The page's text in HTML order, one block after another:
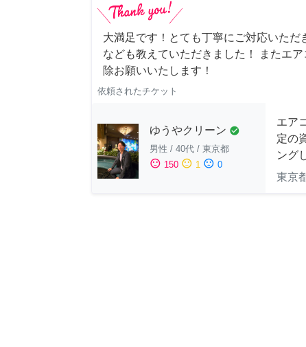
大満足です！とても丁寧にご対応いただ
なども教えていただきました！ またエ
除お願いいたします！
依頼されたチケット
ゆうやクリーン check_circle
男性 / 40代 / 東京都
sentiment_satisfied 150 sentiment_neutral 1 sentiment_dissatisfied 0
エア
定の
ング
東京